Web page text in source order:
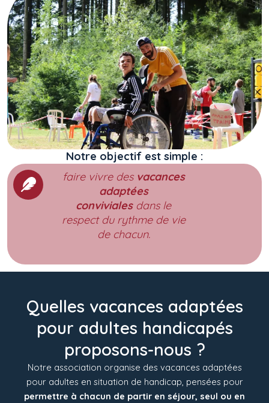
Notre objectif est simple :
faire vivre des vacances
adaptées
convivialesdans le
respect du rythme de vie
de chacun.
Quelles vacances adaptées
pour adultes handicapés
proposons-nous ?
Notre association organise des vacances adaptées
pour adultes en situation de handicap, pensées pour
permettre à chacun de partir en séjour, seul ou en